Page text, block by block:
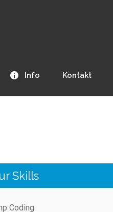
Info Kontakt
Skills
Coding